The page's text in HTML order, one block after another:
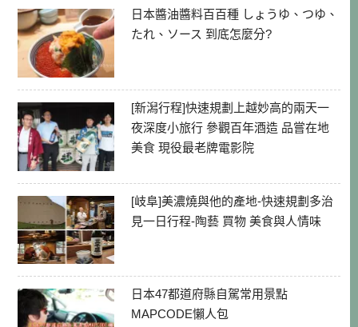
日本醬油醬料百百種 しょうゆ、つゆ、
たれ、ソース 到底怎麼分?
[新潟行程]快速規劃上越妙高的兩天一
夜深度小旅行 參觀百年酒造 品嘗在地
美食 現役最老牌電影院
[岐阜]美濃燒與他的產地-快速規劃多治
見一日行程-陶藝 買物 美食與人情味
日本47都道府縣自駕常用景點
MAPCODE懶人包